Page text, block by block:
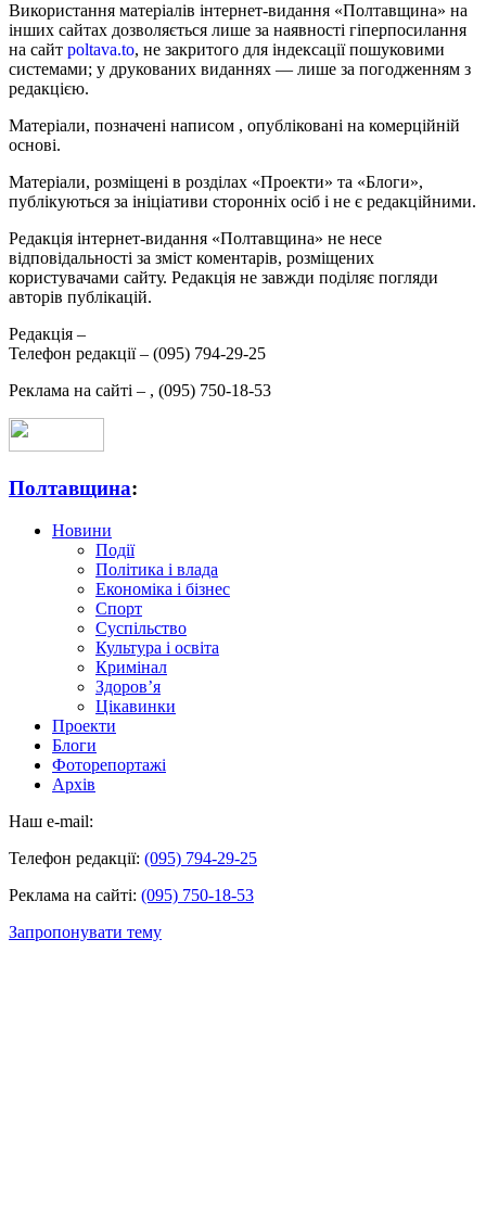
Використання матеріалів інтернет-видання «Полтавщина» на
інших сайтах дозволяється лише за наявності гіперпосилання
на сайт poltava.to, не закритого для індексації пошуковими
системами; у друкованих виданнях — лише за погодженням з
редакцією.
Матеріали, позначені написом , опубліковані на комерційній
основі.
Матеріали, розміщені в розділах «Проекти» та «Блоги»,
публікуються за ініціативи сторонніх осіб і не є редакційними.
Редакція інтернет-видання «Полтавщина» не несе
відповідальності за зміст коментарів, розміщених
користувачами сайту. Редакція не завжди поділяє погляди
авторів публікацій.
Редакція –
Телефон редакції – (095) 794-29-25
Реклама на сайті – , (095) 750-18-53
Полтавщина:
Новини
Події
Політика і влада
Економіка і бізнес
Спорт
Суспільство
Культура і освіта
Кримінал
Здоров’я
Цікавинки
Проекти
Блоги
Фоторепортажі
Архів
Наш e-mail:
Телефон редакції: (095) 794-29-25
Реклама на сайті: (095) 750-18-53
Запропонувати тему